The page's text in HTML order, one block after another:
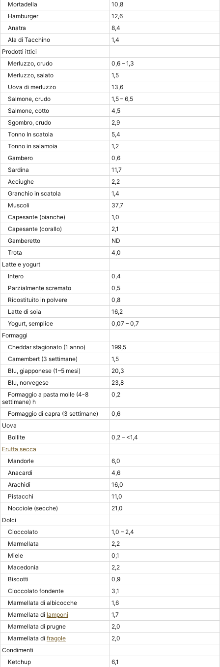
Mortadella
10,8
Hamburger
12,6
Anatra
8,4
Ala di Tacchino
1,4
Prodotti ittici
Merluzzo, crudo
0,6 – 1,3
Merluzzo, salato
1,5
Uova di merluzzo
13,6
Salmone, crudo
1,5 – 6,5
Salmone, cotto
4,5
Sgombro, crudo
2,9
Tonno In scatola
5,4
Tonno in salamoia
1,2
Gambero
0,6
Sardina
11,7
Acciughe
2,2
Granchio in scatola
1,4
Muscoli
37,7
Capesante (bianche)
1,0
Capesante (corallo)
2,1
Gamberetto
ND
Trota
4,0
Latte e yogurt
Intero
0,4
Parzialmente scremato
0,5
Ricostituito in polvere
0,8
Latte di soia
16,2
Yogurt, semplice
0,07 – 0,7
Formaggi
Cheddar stagionato (1 anno)
199,5
Camembert (3 settimane)
1,5
Blu, giapponese (1–5 mesi)
20,3
Blu, norvegese
23,8
Formaggio a pasta molle (4-8
settimane) h
0,2
Formaggio di capra (3 settimane)
0,6
Uova
Bollite
0,2 – <1,4
Frutta secca
Mandorle
6,0
Anacardi
4,6
Arachidi
16,0
Pistacchi
11,0
Nocciole (secche)
21,0
Dolci
Cioccolato
1,0 – 2,4
Marmellata
2,2
Miele
0,1
Macedonia
2,2
Biscotti
0,9
Cioccolato fondente
3,1
Marmellata di albicocche
1,6
Marmellata di lamponi
1,7
Marmellata di prugne
2,0
Marmellata di fragole
2,0
Condimenti
Ketchup
6,1